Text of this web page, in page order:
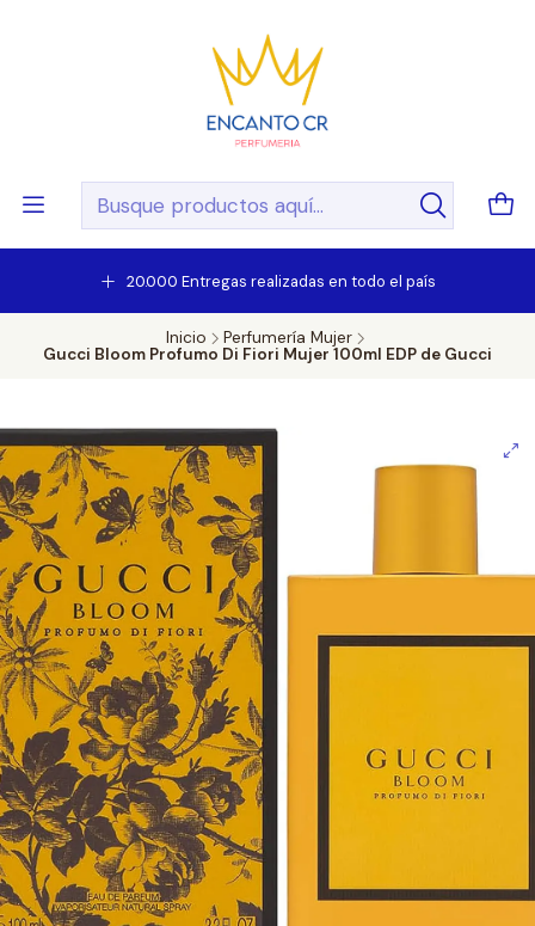
20.000 Entregas realizadas en todo el país
Inicio
Perfumería Mujer
Gucci Bloom Profumo Di Fiori Mujer 100ml EDP de Gucci